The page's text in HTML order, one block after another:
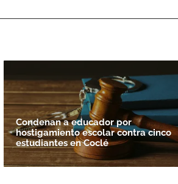
Condenan a educador por
hostigamiento escolar contra cinco
estudiantes en Coclé